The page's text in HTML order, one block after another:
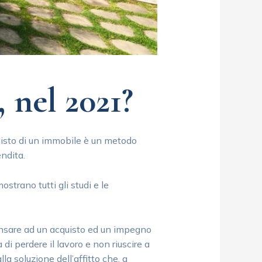
2021?
di un immobile è un metodo
tutti gli studi e le
ad un acquisto ed un impegno
perdere il lavoro e non riuscire a
soluzione dell’affitto che, a